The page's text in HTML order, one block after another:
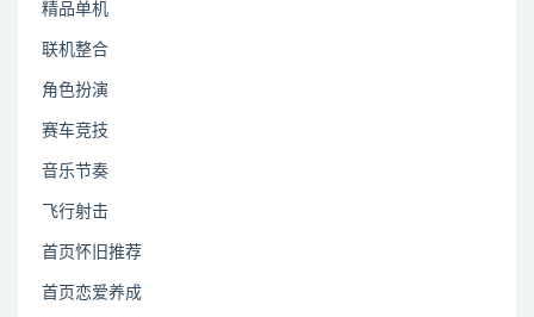
精品单机
联机整合
角色扮演
赛车竞技
音乐节奏
飞行射击
首页怀旧推荐
首页恋爱养成